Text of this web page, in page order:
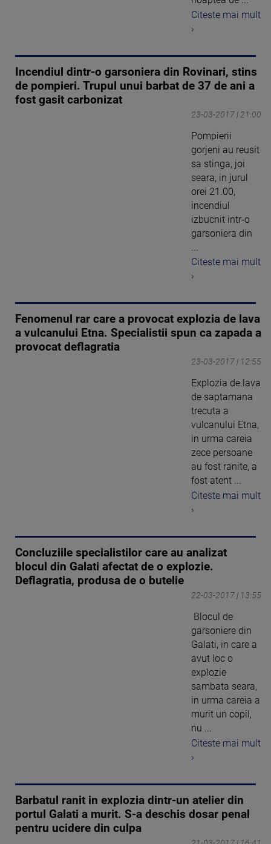
Citeste mai mult
›
Incendiul dintr-o garsoniera din Rovinari, stins
de pompieri. Trupul unui barbat de 37 de ani a
fost gasit carbonizat
23-03-2017 | 21:00
Pompierii
gorjeni au reusit
sa stinga, joi
seara, in jurul
orei 21.00,
incendiul
izbucnit intr-o
garsoniera din
...
Citeste mai mult
›
Fenomenul rar care a provocat explozia de lava
a vulcanului Etna. Specialistii spun ca zapada a
provocat deflagratia
23-03-2017 | 12:55
Explozia de lava
de saptamana
trecuta a
vulcanului Etna,
in urma careia
zece persoane
au fost ranite, a
fost atent ...
Citeste mai mult
›
Concluziile specialistilor care au analizat
blocul din Galati afectat de o explozie.
Deflagratia, produsa de o butelie
22-03-2017 | 13:55
Blocul de
garsoniere din
Galati, in care a
avut loc o
explozie
sambata seara,
in urma careia a
murit un copil,
nu ...
Citeste mai mult
›
Barbatul ranit in explozia dintr-un atelier din
portul Galati a murit. S-a deschis dosar penal
pentru ucidere din culpa